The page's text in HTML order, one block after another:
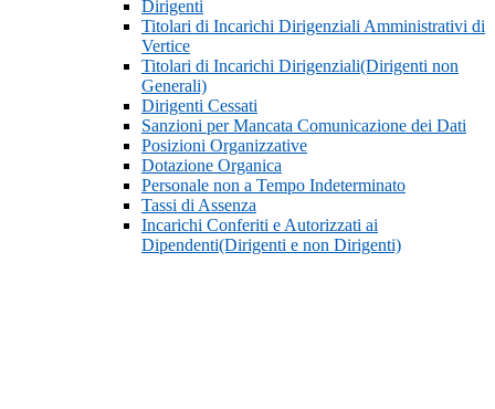
Dirigenti
Titolari di Incarichi Dirigenziali Amministrativi di
Vertice
Titolari di Incarichi Dirigenziali(Dirigenti non
Generali)
Dirigenti Cessati
Sanzioni per Mancata Comunicazione dei Dati
Posizioni Organizzative
Dotazione Organica
Personale non a Tempo Indeterminato
Tassi di Assenza
Incarichi Conferiti e Autorizzati ai
Dipendenti(Dirigenti e non Dirigenti)